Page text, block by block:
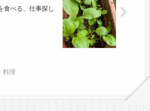
食べる、仕事探し
料理